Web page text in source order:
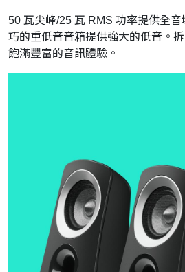
50 瓦尖峰/25 瓦 RMS 功率提供全
巧的重低音音箱提供強大的低音。
飽滿豐富的音訊體驗。